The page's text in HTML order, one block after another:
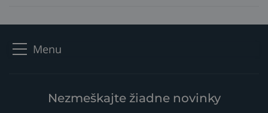
Menu
Nezmeškajte žiadne novinky